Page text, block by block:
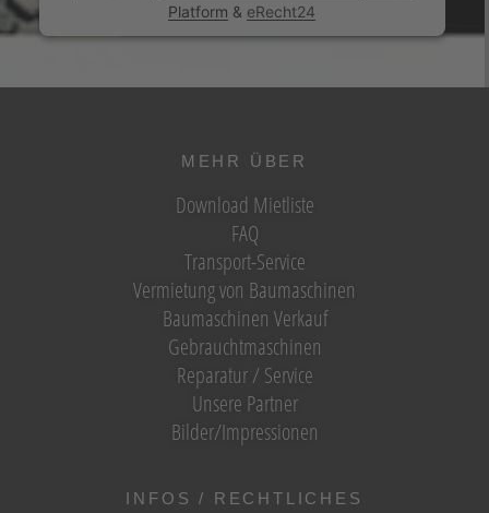
Platform & eRecht24
MEHR ÜBER
Download Mietliste
FAQ
Transport-Service
Vermietung von Baumaschinen
Baumaschinen Verkauf
Gebrauchtmaschinen
Reparatur / Service
Unsere Partner
Bilder/Impressionen
INFOS / RECHTLICHES